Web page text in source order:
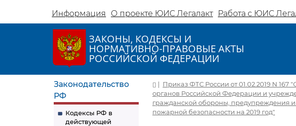
Информация О проекте ЮИС Легалакт Работа с ЮИС
ЗАКОНЫ, КОДЕКСЫ И
НОРМАТИВНО-ПРАВОВЫЕ АКТЫ
РОССИЙСКОЙ ФЕДЕРАЦИИ
Законодательство
РФ
Кодексы РФ в
действующей
| Приказ ФТС России от 01.02.2019 N
органов Российской Федерации и
гражданской обороны, предупреждения
пожарной безопасности на 2019 год"